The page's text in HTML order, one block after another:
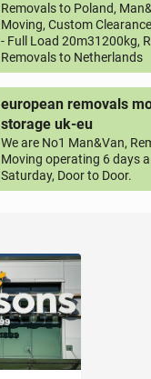
Removals to Poland,
Moving, Custom
- Full Load 20m31200kg,
Removals to Netherlands
european removals
storage uk-eu
We are No1 Man&Van,
Moving operating 6 days
Saturday, Door to Door.